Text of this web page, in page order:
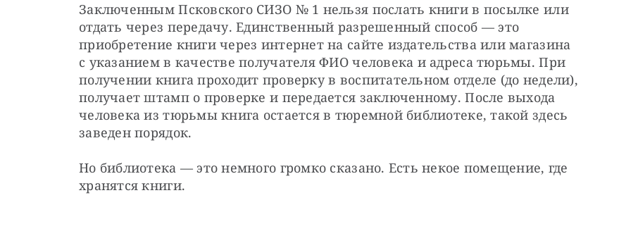
Заключенным Псковского СИЗО № 1 нельзя послать книги в посылке или
отдать через передачу. Единственный разрешенный способ — это
приобретение книги через интернет на сайте издательства или магазина
с указанием в качестве получателя ФИО человека и адреса тюрьмы. При
получении книга проходит проверку в воспитательном отделе (до недели),
получает штамп о проверке и передается заключенному. После выхода
человека из тюрьмы книга остается в тюремной библиотеке, такой здесь
заведен порядок.
Но библиотека — это немного громко сказано. Есть некое помещение, где
хранятся книги.